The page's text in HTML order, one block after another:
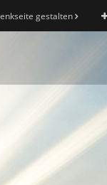
gestalten